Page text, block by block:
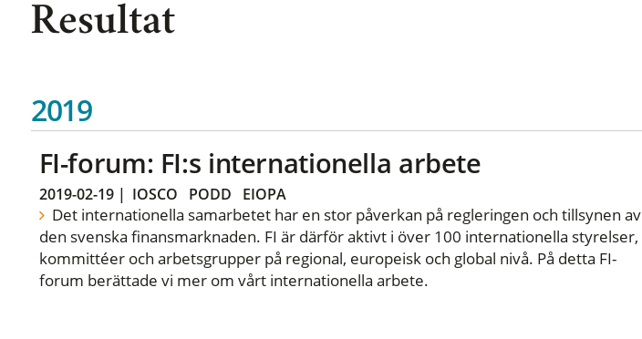
Resultat
2019
FI-forum: FI:s internationella arbete
2019-02-19| IOSCO PODD EIOPA
Det internationella samarbetet har en stor påverkan på regleringen och tillsynen av
den svenska finansmarknaden. FI är därför aktivt i över 100 internationella styrelser,
kommittéer och arbetsgrupper på regional, europeisk och global nivå. På detta FI-
forum berättade vi mer om vårt internationella arbete.